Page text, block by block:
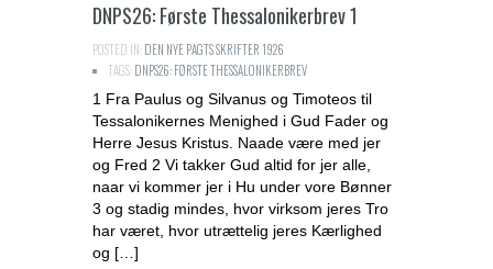
DNPS26: Første Thessalonikerbrev 1
POSTED IN:DEN NYE PAGTS SKRIFTER 1926
TAGS:DNPS26: FØRSTE THESSALONIKERBREV
1 Fra Paulus og Silvanus og Timoteos til
Tessalonikernes Menighed i Gud Fader og
Herre Jesus Kristus. Naade være med jer
og Fred 2 Vi takker Gud altid for jer alle,
naar vi kommer jer i Hu under vore Bønner
3 og stadig mindes, hvor virksom jeres Tro
har været, hvor utrættelig jeres Kærlighed
og […]